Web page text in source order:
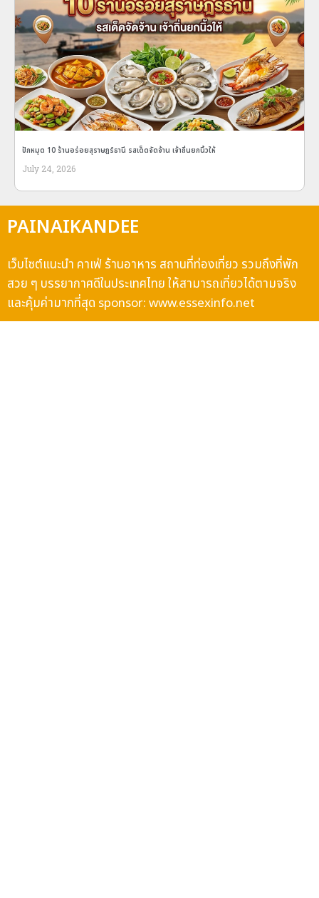
ปักหมุด 10 ร้านอร่อยสุราษฎร์ธานี รสเด็ดจัดจ้าน เจ้าถิ่นยกนิ้วให้
July 24, 2026
PAINAIKANDEE
เว็บไซต์แนะนำ คาเฟ่ ร้านอาหาร สถานที่ท่องเที่ยว รวมถึงที่พัก
สวย ๆ บรรยากาศดีในประเทศไทย ให้สามารถเที่ยวได้ตามจริง
และคุ้มค่ามากที่สุด sponsor:www.essexinfo.net